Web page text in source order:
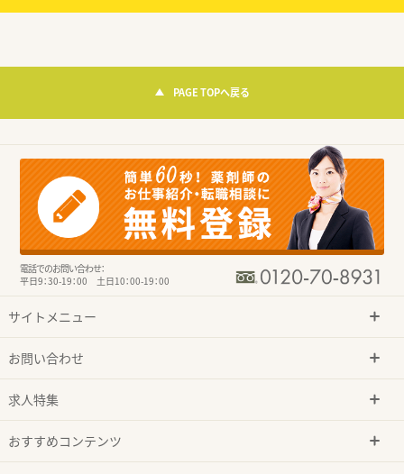
PAGE TOPへ戻る
電話でのお問い合わせ：
平日9：30-19：00 土日10：00-19：00
サイトメニュー
お問い合わせ
求人特集
おすすめコンテンツ